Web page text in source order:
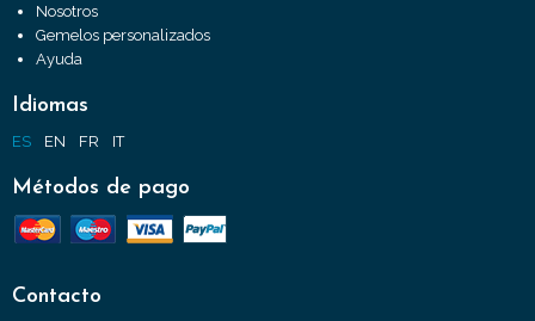
Nosotros
Gemelos personalizados
Ayuda
Idiomas
ES EN FR IT
Métodos de pago
Contacto